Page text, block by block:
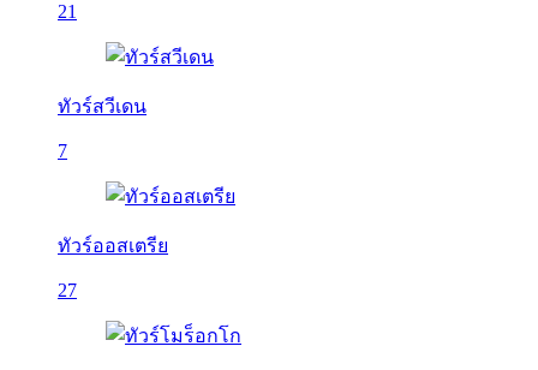
21
ทัวร์สวีเดน
7
ทัวร์ออสเตรีย
27